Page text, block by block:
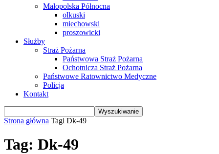
Małopolska Północna
olkuski
miechowski
proszowicki
Służby
Straż Pożarna
Państwowa Straż Pożarna
Ochotnicza Straż Pożarna
Państwowe Ratownictwo Medyczne
Policja
Kontakt
Strona główna Tagi Dk-49
Tag: Dk-49